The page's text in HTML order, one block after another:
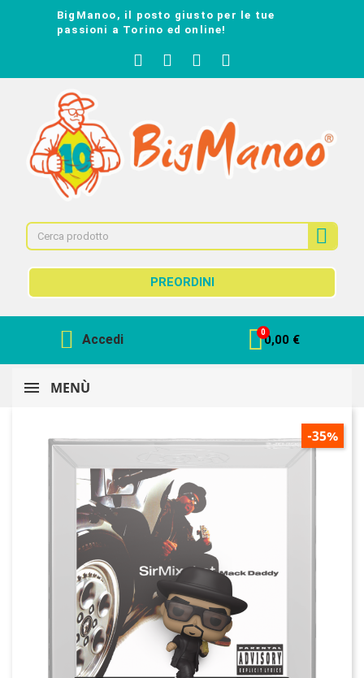
BigManoo, il posto giusto per le tue
passioni a Torino ed online!
PREORDINI
Accedi 0,00 €
MENÙ
-35%